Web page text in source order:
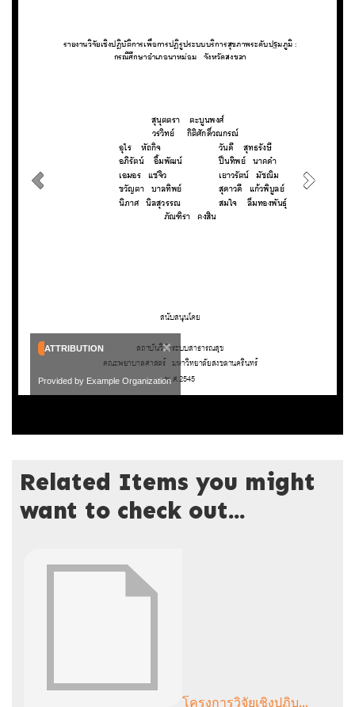
ATTRIBUTION ×
Provided by Example Organization
Related Items you might
want to check out...
โครงการวิจัยเชิงปฏิบ...